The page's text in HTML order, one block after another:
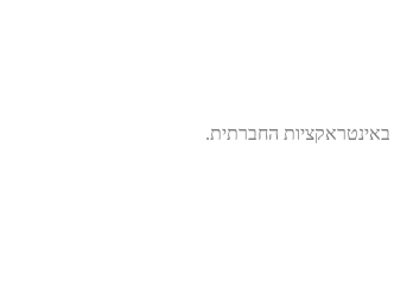
באינטראקציות החברתית.